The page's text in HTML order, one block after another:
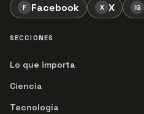
F Facebook X X IG
SECCIONES
Lo que importa
Ciencia
Tecnología